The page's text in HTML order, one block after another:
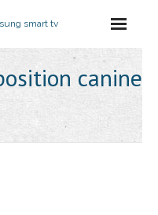
smart tv
canine